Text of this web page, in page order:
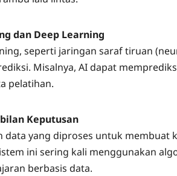
dan Deep Learning
seperti jaringan saraf tiruan
Misalnya, AI dapat
pelatihan.
Keputusan
data yang diproses untuk
ini sering kali menggunakan
berbasis data.